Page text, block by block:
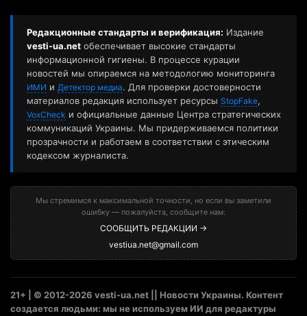
Редакционные стандарты и верификация: Издание
vesti-ua.net обеспечивает высокие стандарты
информационной гигиены. В процессе курации
новостей мы опираемся на методологию мониторинга
ИМИ и Детектор медиа. Для проверки достоверности
материалов редакция использует ресурсы StopFake,
VoxCheck и официальные данные Центра стратегических
коммуникаций Украины. Мы придерживаемся политики
прозрачности и работаем в соответствии с этическим
кодексом журналиста.
Мы стремимся к максимальной точности, но если вы заметили
ошибку — пожалуйста, сообщите нам:
СООБЩИТЬ РЕДАКЦИИ →
vestiua.net@gmail.com
21+ | © 2012-2026 vesti-ua.net || Новости Украины. Контент
создается людьми: мы не используем ИИ для редактуры